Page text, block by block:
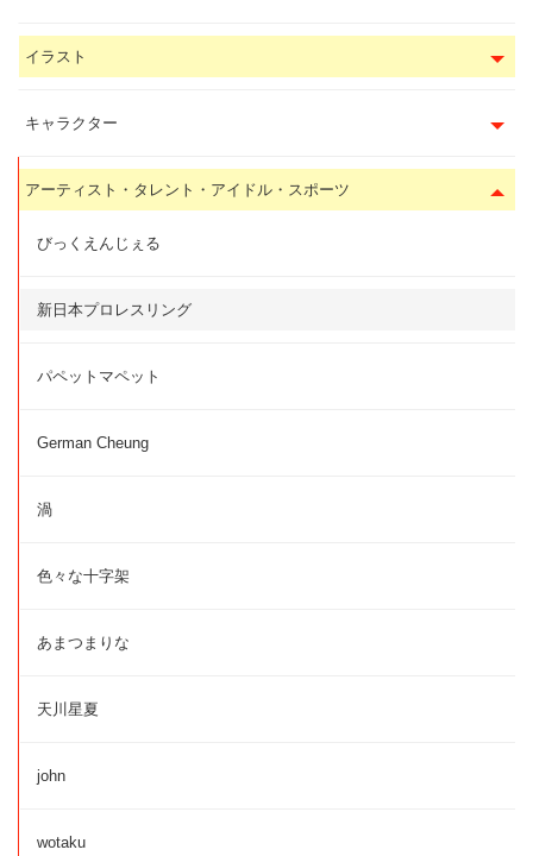
イラスト
キャラクター
アーティスト・タレント・アイドル・スポーツ
びっくえんじぇる
新日本プロレスリング
パペットマペット
German Cheung
渦
色々な十字架
あまつまりな
天川星夏
john
wotaku